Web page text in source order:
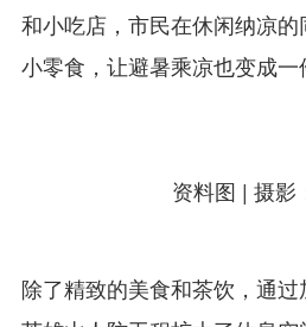
和小吃店，市民在休闲纳凉
小零食，让避暑乘凉也变成一
资料图 | 摄影
除了精致的美食和茶饮，通